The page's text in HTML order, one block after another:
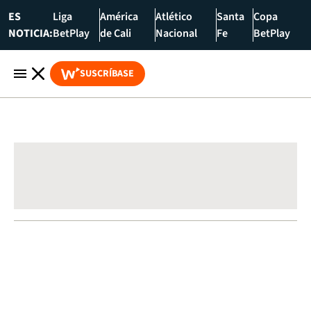
ES
NOTICIA:
Liga
BetPlay
América
de Cali
Atlético
Nacional
Santa
Fe
Copa
BetPlay
SUSCRÍBASE